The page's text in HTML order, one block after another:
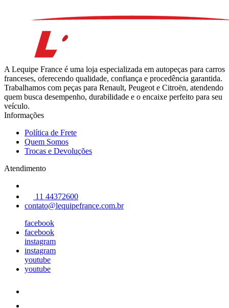
A Lequipe France é uma loja especializada em autopeças para carros
franceses, oferecendo qualidade, confiança e procedência garantida.
Trabalhamos com peças para Renault, Peugeot e Citroën, atendendo
quem busca desempenho, durabilidade e o encaixe perfeito para seu
veículo.
Informações
Política de Frete
Quem Somos
Trocas e Devoluções
Atendimento
11 44372600
contato@lequipefrance.com.br
facebook
facebook
instagram
instagram
youtube
youtube